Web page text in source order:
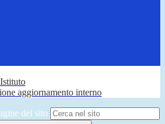
aggiornamento interno
del sito